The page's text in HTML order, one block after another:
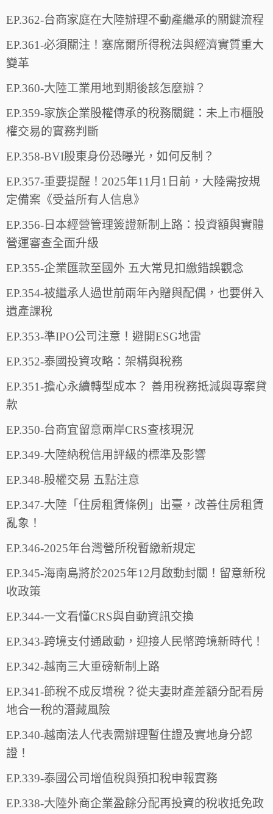
EP.362-台商家庭在大陸辦理不動產繼承的關鍵流程
EP.361-必須關注！塞席爾所得稅法與經濟實質重大
變革
EP.360-大陸工業用地到期後該怎麼辦？
EP.359-家族企業股權傳承的稅務關鍵：未上市櫃股
權交易的實務判斷
EP.358-BVI股東身份恐曝光，如何反制？
EP.357-重要提醒！2025年11月1日前，大陸需按規
定備案《受益所有人信息》
EP.356-日本經營管理簽證新制上路：投資額與實體
營運審查全面升級
EP.355-企業匯款至國外 五大常見扣繳錯誤觀念
EP.354-被繼承人過世前兩年內贈與配偶，也要併入
遺產課稅
EP.353-準IPO公司注意！避開ESG地雷
EP.352-泰國投資攻略：架構與稅務
EP.351-擔心永續轉型成本？ 善用稅務抵減與專案貸
款
EP.350-台商宜留意兩岸CRS查核現況
EP.349-大陸納稅信用評級的標準及影響
EP.348-股權交易 五點注意
EP.347-大陸「住房租賃條例」出臺，改善住房租賃
亂象！
EP.346-2025年台灣營所稅暫繳新規定
EP.345-海南島將於2025年12月啟動封關！留意新稅
收政策
EP.344-一文看懂CRS與自動資訊交換
EP.343-跨境支付通啟動，迎接人民幣跨境新時代！
EP.342-越南三大重磅新制上路
EP.341-節稅不成反增稅？從夫妻財產差額分配看房
地合一稅的潛藏風險
EP.340-越南法人代表需辦理暫住證及實地身分認
證！
EP.339-泰國公司增值稅與預扣稅申報實務
EP.338-大陸外商企業盈餘分配再投資的稅收抵免政